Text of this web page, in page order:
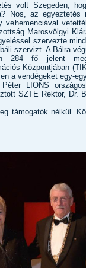
volt Szegeden,
Nos, az egyeztetés
Marosvölgyi
szervezte
szervizt. A Bálra
284 fő jelent
Központjában
a vendégeket egy-
LIONS
SZTE Rektor, Dr.
támogatók nélkül.